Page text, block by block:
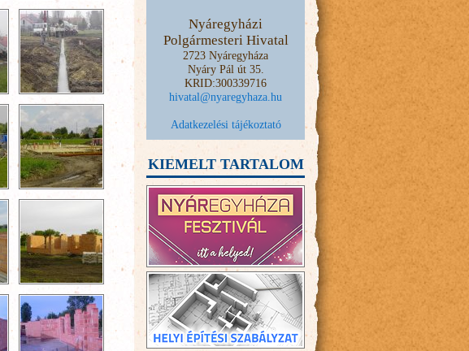
Nyáregyházi
Polgármesteri Hivatal
2723 Nyáregyháza
Nyáry Pál út 35.
KRID:300339716
hivatal@nyaregyhaza.hu
Adatkezelési tájékoztató
KIEMELT TARTALOM